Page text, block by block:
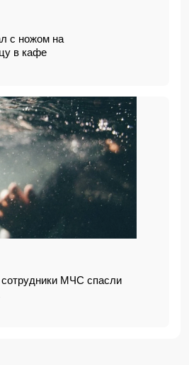
с ножом на
в кафе
МЧС спасли